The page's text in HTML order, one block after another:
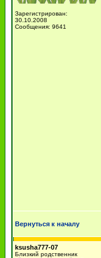
Зарегистрирован:
30.10.2008
Сообщения: 9641
Вернуться к началу
ksusha777-07
Близкий родственник